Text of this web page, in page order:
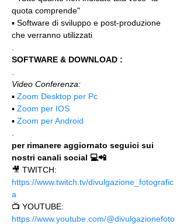
quota comprende"
▪️ Software di sviluppo e post-produzione
che verranno utilizzati
SOFTWARE & DOWNLOAD :
Video Conferenza:
▪️ Zoom Desktop per Pc
▪️ Zoom per IOS
▪️ Zoom per Android
per rimanere aggiornato seguici sui
nostri canali social 💻📲
🎥 TWITCH:
https://www.twitch.tv/divulgazione_fotografic
a
📺 YOUTUBE:
https://www.youtube.com/@divulgazionefoto